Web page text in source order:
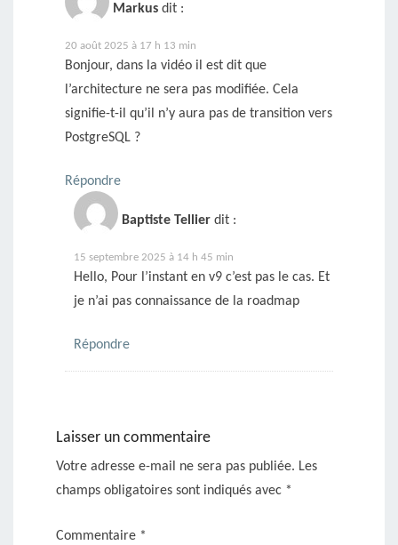
Markus dit :
20 août 2025 à 17 h 13 min
Bonjour, dans la vidéo il est dit que
l’architecture ne sera pas modifiée. Cela
signifie-t-il qu’il n’y aura pas de transition vers
PostgreSQL ?
Répondre
Baptiste Tellier dit :
15 septembre 2025 à 14 h 45 min
Hello, Pour l’instant en v9 c’est pas le cas. Et
je n’ai pas connaissance de la roadmap
Répondre
Laisser un commentaire
Votre adresse e-mail ne sera pas publiée. Les
champs obligatoires sont indiqués avec *
Commentaire *